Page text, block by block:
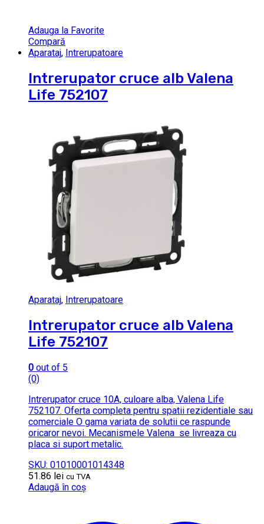
Adauga la Favorite
Compară
Aparataj, Intrerupatoare
Intrerupator cruce alb Valena
Life 752107
Aparataj, Intrerupatoare
Intrerupator cruce alb Valena
Life 752107
0 out of 5
(0)
Intrerupator cruce 10A, culoare alba, Valena Life
752107. Oferta completa pentru spatii rezidentiale sau
comerciale O gama variata de solutii ce raspunde
oricaror nevoi. Mecanismele Valena se livreaza cu
placa si suport metalic.
SKU: 01010001014348
51.86 lei cu TVA
Adaugă în coș